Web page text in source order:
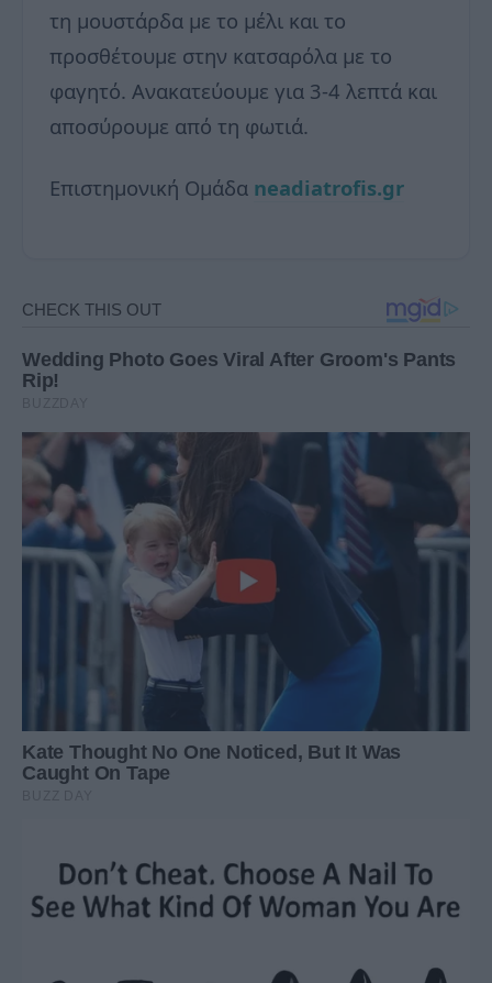
τη μουστάρδα με το μέλι και το
προσθέτουμε στην κατσαρόλα με το
φαγητό. Ανακατεύουμε για 3-4 λεπτά και
αποσύρουμε από τη φωτιά.
Επιστημονική Ομάδα neadiatrofis.gr